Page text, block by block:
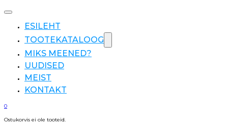
ESILEHT
TOOTEKATALOOG
MIKS MEENED?
UUDISED
MEIST
KONTAKT
0
Ostukorvis ei ole tooteid.